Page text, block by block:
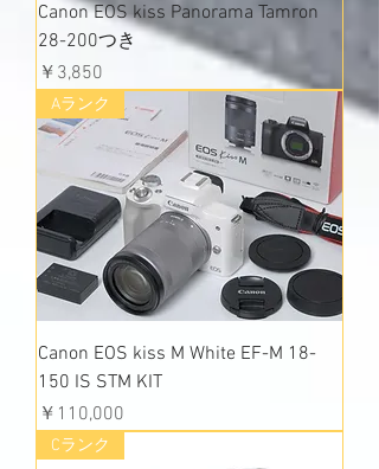
Canon EOS kiss Panorama Tamron
28-200つき
価格
￥3,850
Aランク
Canon EOS kiss M White EF-M 18-
150 IS STM KIT
価格
￥110,000
Cランク